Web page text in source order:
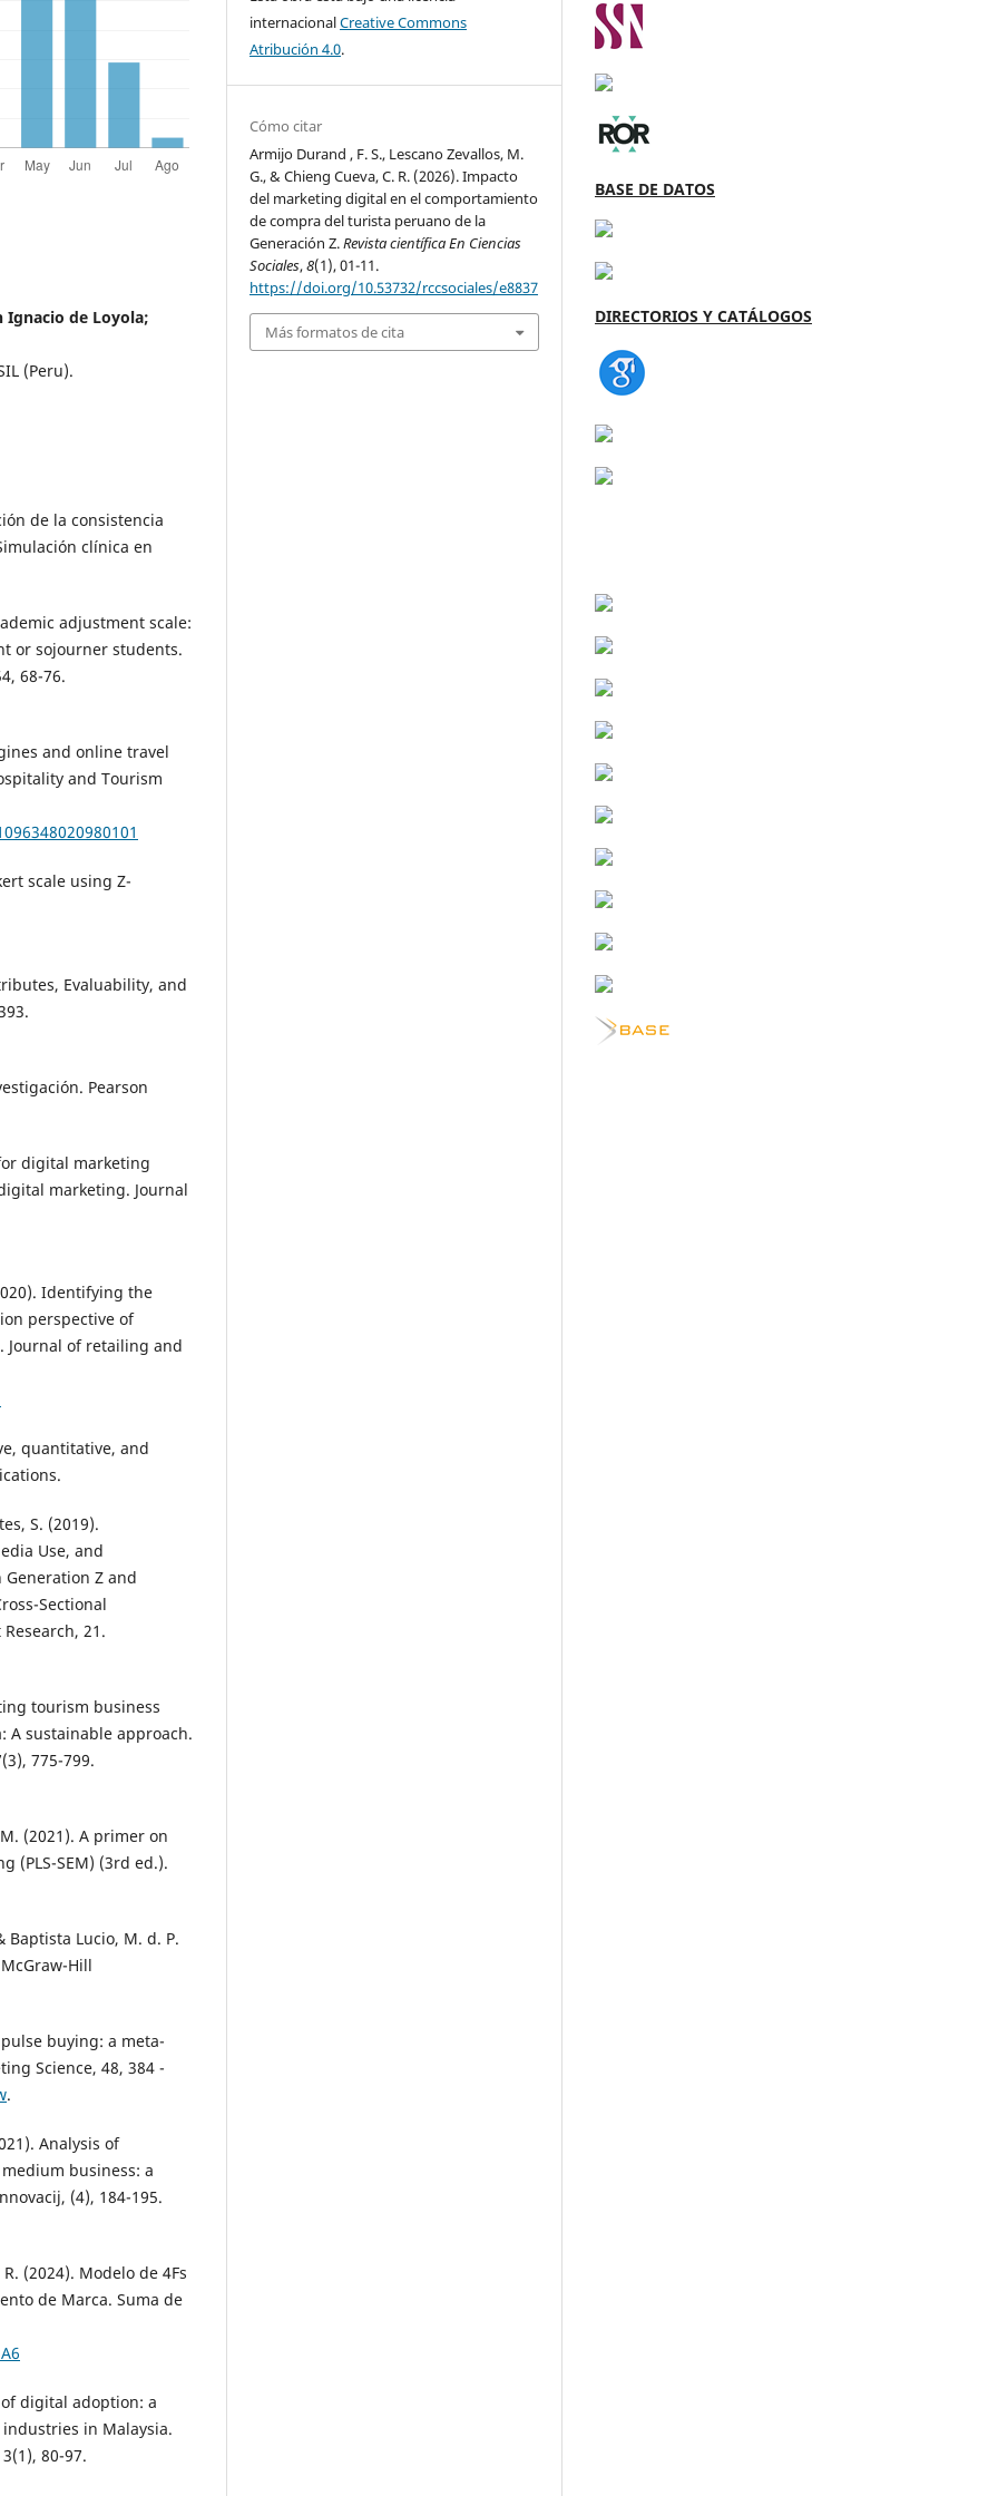
Ignacio de Loyola;
(Peru).
de la consistencia
clínica en
adjustment scale:
or sojourner students.
68-76.
and online travel
and Tourism
scale using Z-
Evaluability, and
Pearson
digital marketing
marketing. Journal
Identifying the
perspective of
Journal of retailing and
quantitative, and
S. (2019).
Use, and
Z and
Sectional
21.
tourism business
sustainable approach.
775-799.
(2021). A primer on
(PLS-SEM) (3rd ed.).
Baptista Lucio, M. d. P.
Hill
buying: a meta-
Science, 48, 384 -
.
Analysis of
business: a
(4), 184-195.
(2024). Modelo de 4Fs
de Marca. Suma de
of digital adoption: a
in Malaysia.
80-97.
internacionalCreative Commons
Atribución 4.0.
Cómo citar
Armijo Durand , F. S., Lescano Zevallos, M.
G., & Chieng Cueva, C. R. (2026). Impacto
del marketing digital en el comportamiento
de compra del turista peruano de la
Generación Z.Revista científica En Ciencias
Sociales,8(1), 01-11.
https://doi.org/10.53732/rccsociales/e8837
Más formatos de cita
BASE DE DATOS
DIRECTORIOS Y CATÁLOGOS